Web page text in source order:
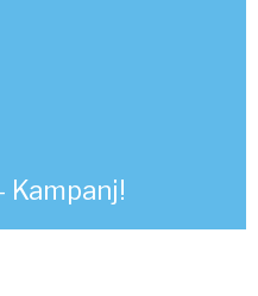
Kampanj!